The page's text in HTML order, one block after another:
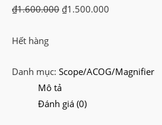
₫1.600.000 Giá
₫1.500.000
₫1.500.000.
Hết hàng
Danh mục: Scope/ACOG/Magnifier
Mô tả
Đánh giá (0)